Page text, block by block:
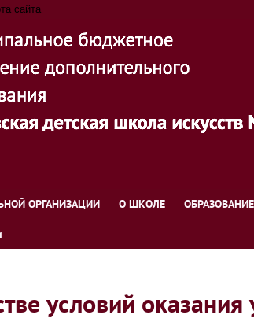
сайта
ОРГАНИЗАЦИИ О ШКОЛЕ ОБРАЗОВАНИЕ
условий оказания